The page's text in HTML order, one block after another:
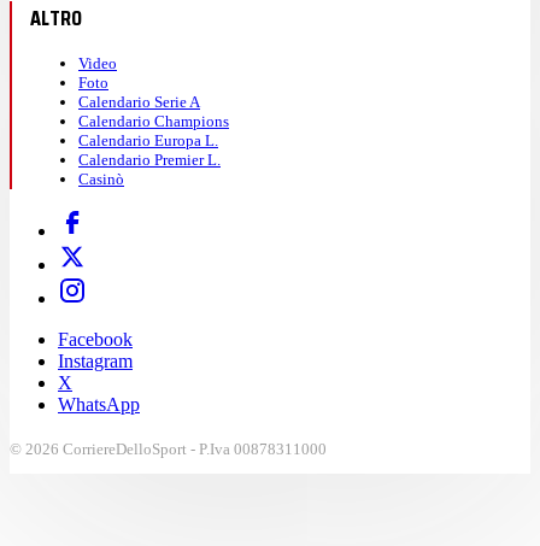
ALTRO
Video
Foto
Calendario Serie A
Calendario Champions
Calendario Europa L.
Calendario Premier L.
Casinò
Facebook
Instagram
X
WhatsApp
© 2026 CorriereDelloSport - P.Iva 00878311000